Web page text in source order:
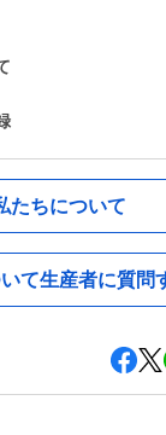
たちについて
て生産者に質問